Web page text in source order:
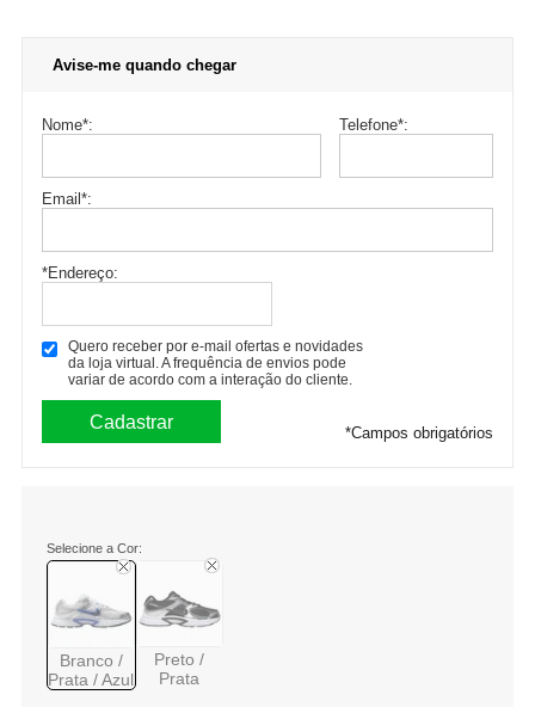
Avise-me quando chegar
Nome*: Telefone*:
Email *:
*Endereço:
Quero receber por e-mail ofertas e novidades
da loja virtual. A frequência de envios pode
variar de acordo com a interação do cliente.
*Campos obrigatórios
Selecione a Cor:
Branco /
Prata / Azul
Preto /
Prata